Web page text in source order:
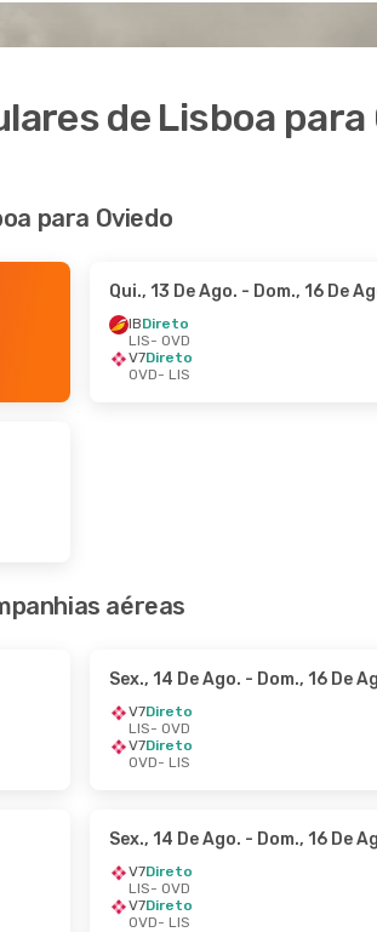
de Lisboa para
para Oviedo
Qui., 13 De Ago. - Dom., 16 De
IBDireto
LIS- OVD
V7Direto
OVD- LIS
aéreas
Sex., 14 De Ago. - Dom., 16 De
V7Direto
LIS- OVD
V7Direto
OVD- LIS
Sex., 14 De Ago. - Dom., 16 De
V7Direto
LIS- OVD
V7Direto
OVD- LIS